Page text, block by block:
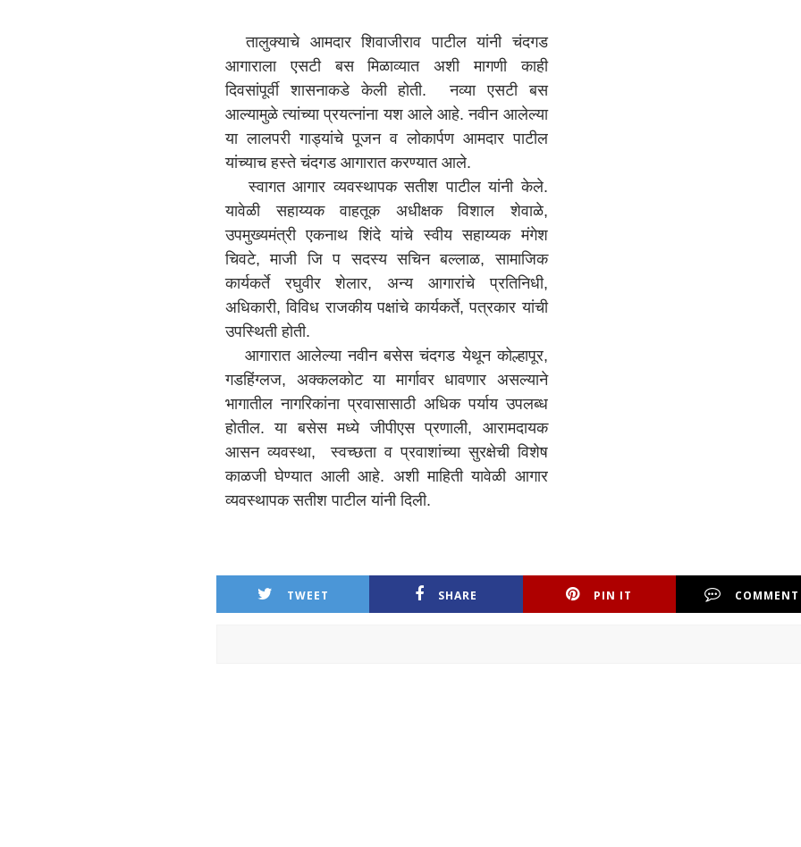
तालुक्याचे आमदार शिवाजीराव पाटील यांनी चंदगड
आगाराला एसटी बस मिळाव्यात अशी मागणी काही
दिवसांपूर्वी शासनाकडे केली होती. नव्या एसटी बस
आल्यामुळे त्यांच्या प्रयत्नांना यश आले आहे. नवीन आलेल्या
या लालपरी गाड्यांचे पूजन व लोकार्पण आमदार पाटील
यांच्याच हस्ते चंदगड आगारात करण्यात आले.
स्वागत आगार व्यवस्थापक सतीश पाटील यांनी केले.
यावेळी सहाय्यक वाहतूक अधीक्षक विशाल शेवाळे,
उपमुख्यमंत्री एकनाथ शिंदे यांचे स्वीय सहाय्यक मंगेश
चिवटे, माजी जि प सदस्य सचिन बल्लाळ, सामाजिक
कार्यकर्ते रघुवीर शेलार, अन्य आगारांचे प्रतिनिधी,
अधिकारी, विविध राजकीय पक्षांचे कार्यकर्ते, पत्रकार यांची
उपस्थिती होती.
आगारात आलेल्या नवीन बसेस चंदगड येथून कोल्हापूर,
गडहिंग्लज, अक्कलकोट या मार्गावर धावणार असल्याने
भागातील नागरिकांना प्रवासासाठी अधिक पर्याय उपलब्ध
होतील. या बसेस मध्ये जीपीएस प्रणाली, आरामदायक
आसन व्यवस्था, स्वच्छता व प्रवाशांच्या सुरक्षेची विशेष
काळजी घेण्यात आली आहे. अशी माहिती यावेळी आगार
व्यवस्थापक सतीश पाटील यांनी दिली.
TWEET SHARE PIN IT COMMENT